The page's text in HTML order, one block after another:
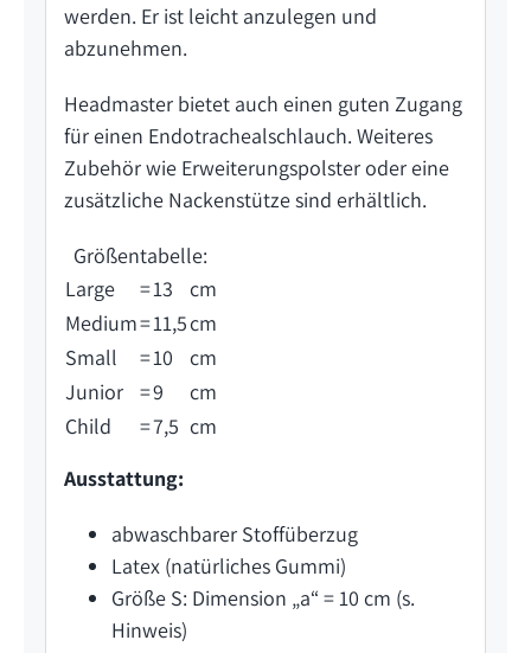
werden. Er ist leicht anzulegen und
abzunehmen.
Headmaster bietet auch einen guten Zugang
für einen Endotrachealschlauch. Weiteres
Zubehör wie Erweiterungspolster oder eine
zusätzliche Nackenstütze sind erhältlich.
Größentabelle:
Large
=13
cm
Medium=11,5cm
Small
=10
cm
Junior
=9
cm
Child
=7,5 cm
Ausstattung:
abwaschbarer Stoffüberzug
Latex (natürliches Gummi)
Größe S: Dimension „a“ = 10 cm (s.
Hinweis)